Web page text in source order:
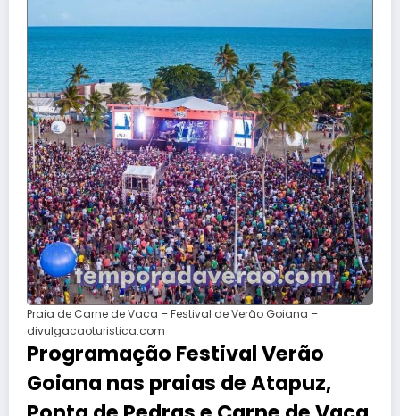
Praia de Carne de Vaca – Festival de Verão Goiana –
divulgacaoturistica.com
Programação Festival Verão
Goiana nas praias de Atapuz,